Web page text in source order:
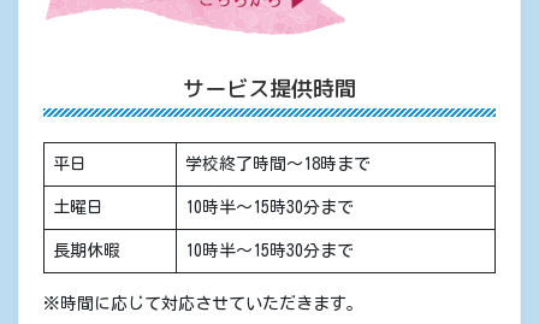
サービス提供時間
平日 学校終了時間〜18時まで
土曜日 10時半〜15時30分まで
長期休暇 10時半〜15時30分まで
※時間に応じて対応させていただきます。